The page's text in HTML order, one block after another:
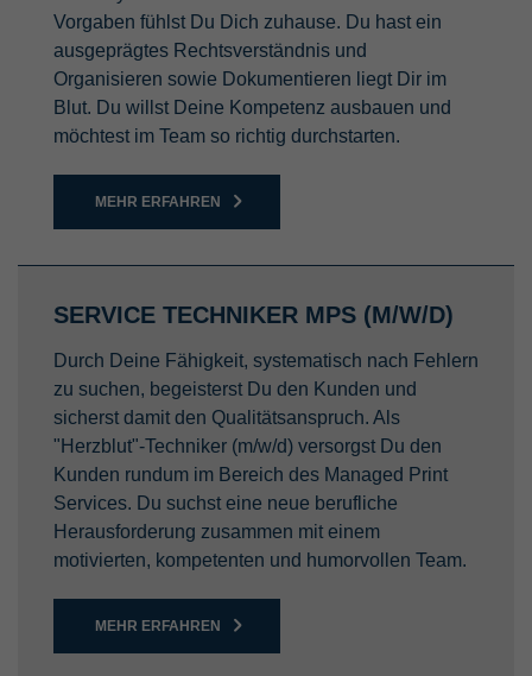
Vorgaben fühlst Du Dich zuhause. Du hast ein
ausgeprägtes Rechtsverständnis und
Organisieren sowie Dokumentieren liegt Dir im
Blut. Du willst Deine Kompetenz ausbauen und
möchtest im Team so richtig durchstarten.
MEHR ERFAHREN
SERVICE TECHNIKER MPS (M/W/D)
Durch Deine Fähigkeit, systematisch nach Fehlern
zu suchen, begeisterst Du den Kunden und
sicherst damit den Qualitätsanspruch. Als
"Herzblut"-Techniker (m/w/d) versorgst Du den
Kunden rundum im Bereich des Managed Print
Services. Du suchst eine neue berufliche
Herausforderung zusammen mit einem
motivierten, kompetenten und humorvollen Team.
MEHR ERFAHREN